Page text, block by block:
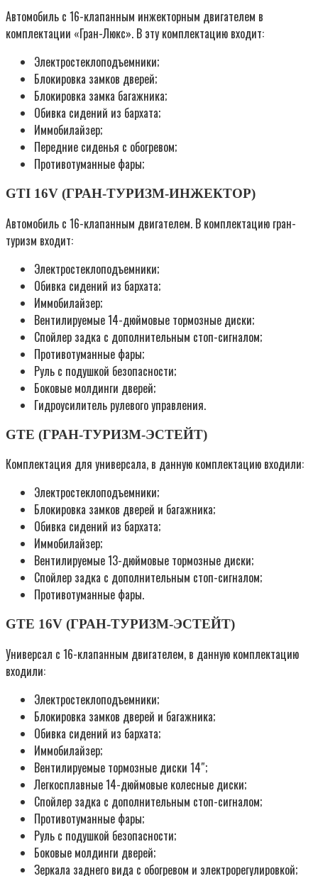
Автомобиль с 16-клапанным инжекторным двигателем в
комплектации «Гран-Люкс». В эту комплектацию входит:
Электростеклоподъемники;
Блокировка замков дверей;
Блокировка замка багажника;
Обивка сидений из бархата;
Иммобилайзер;
Передние сиденья с обогревом;
Противотуманные фары;
GTI 16V (ГРАН-ТУРИЗМ-ИНЖЕКТОР)
Автомобиль с 16-клапанным двигателем. В комплектацию гран-
туризм входит:
Электростеклоподъемники;
Обивка сидений из бархата;
Иммобилайзер;
Вентилируемые 14-дюймовые тормозные диски;
Спойлер задка с дополнительным стоп-сигналом;
Противотуманные фары;
Руль с подушкой безопасности;
Боковые молдинги дверей;
Гидроусилитель рулевого управления.
GTE (ГРАН-ТУРИЗМ-ЭСТЕЙТ)
Комплектация для универсала, в данную комплектацию входили:
Электростеклоподъемники;
Блокировка замков дверей и багажника;
Обивка сидений из бархата;
Иммобилайзер;
Вентилируемые 13-дюймовые тормозные диски;
Спойлер задка с дополнительным стоп-сигналом;
Противотуманные фары.
GTE 16V (ГРАН-ТУРИЗМ-ЭСТЕЙТ)
Универсал с 16-клапанным двигателем, в данную комплектацию
входили:
Электростеклоподъемники;
Блокировка замков дверей и багажника;
Обивка сидений из бархата;
Иммобилайзер;
Вентилируемые тормозные диски 14″;
Легкосплавные 14-дюймовые колесные диски;
Спойлер задка с дополнительным стоп-сигналом;
Противотуманные фары;
Руль с подушкой безопасности;
Боковые молдинги дверей;
Зеркала заднего вида с обогревом и электрорегулировкой;